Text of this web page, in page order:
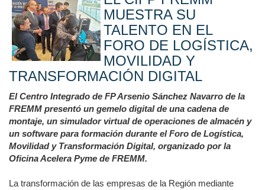
MUESTRA SU
TALENTO EN EL
FORO DE LOGÍSTICA,
MOVILIDAD Y
TRANSFORMACIÓN DIGITAL
El Centro Integrado de FP Arsenio Sánchez Navarro de la
FREMM presentó un gemelo digital de una cadena de
montaje, un simulador virtual de operaciones de almacén y
un software para formación durante el Foro de Logística,
Movilidad y Transformación Digital, organizado por la
Oficina Acelera Pyme de FREMM.
La transformación de las empresas de la Región mediante